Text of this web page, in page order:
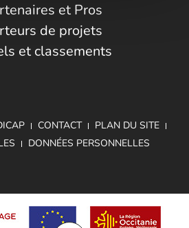
et Pros
de projets
et classements
CONTACT
PLAN DU SITE
DONNÉES PERSONNELLES